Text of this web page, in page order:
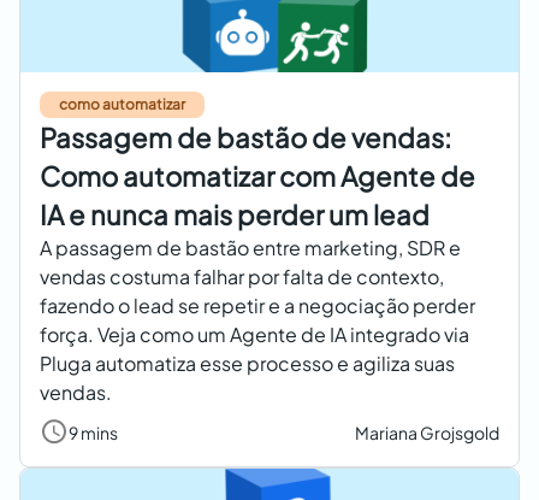
como automatizar
Passagem de bastão de vendas:
Como automatizar com Agente de
IA e nunca mais perder um lead
A passagem de bastão entre marketing, SDR e
vendas costuma falhar por falta de contexto,
fazendo o lead se repetir e a negociação perder
força. Veja como um Agente de IA integrado via
Pluga automatiza esse processo e agiliza suas
vendas.
9 mins Mariana Grojsgold